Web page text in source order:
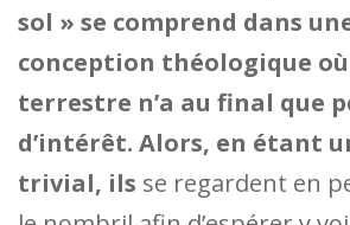
sol » se comprend dans
conception théologique
terrestre n’a au final que
d’intérêt. Alors, en étant
trivial, ils se regardent en